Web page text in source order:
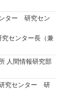
ター 研究セン
センター長（兼
人間情報研究部
究センター 研